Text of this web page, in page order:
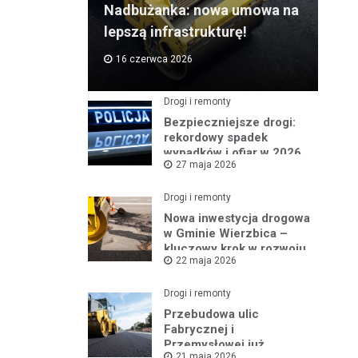
Nadbużanka: nowa umowa na
lepszą infrastrukturę!
16 czerwca 2026
Drogi i remonty
Bezpieczniejsze drogi:
rekordowy spadek
wypadków i ofiar w 2026
roku27 maja 2026
Drogi i remonty
Nowa inwestycja drogowa
w Gminie Wierzbica –
kluczowy krok w rozwoju
regionu
22 maja 2026
Drogi i remonty
Przebudowa ulic
Fabrycznej i
Przemysłowej już